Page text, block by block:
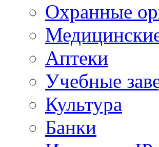
Охранные
Аптеки
Учебные
Культура
Банки